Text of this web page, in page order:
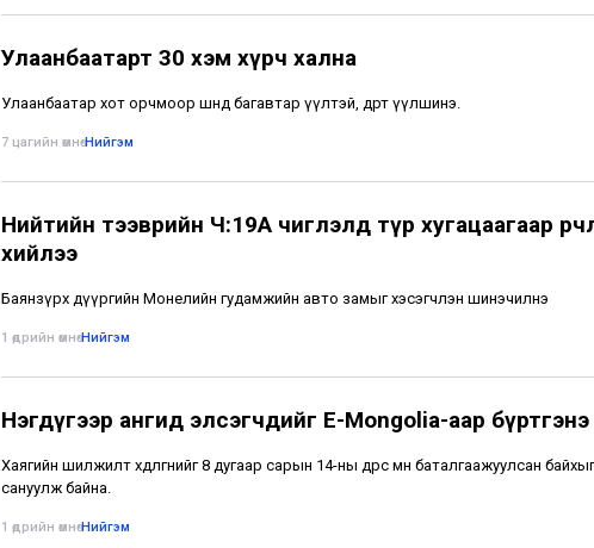
Улаанбаатарт 30 хэм хүрч хална
Улаанбаатар хот орчмоор шөнөдөө багавтар үүлтэй, өдөртөө үүлшинэ.
7 цагийн өмнө•Нийгэм
Нийтийн тээврийн Ч:19А чиглэлд түр хугацаагаар
хийлээ
Баянзүрх дүүргийн Монелийн гудамжийн авто замыг хэсэгчлэн шинэчилнэ
1 өдрийн өмнө•Нийгэм
Нэгдүгээр ангид элсэгчдийг E-Mongolia-аар бүртгэнэ
Хаягийн шилжилт хөдөлгөөнийг 8 дугаар сарын 14-ны өдрөөс өмнө баталгаажуулсан
сануулж байна.
1 өдрийн өмнө•Нийгэм